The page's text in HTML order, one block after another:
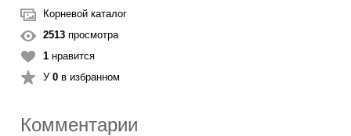
Корневой каталог
2513 просмотра
1 нравится
У 0 в избранном
Комментарии